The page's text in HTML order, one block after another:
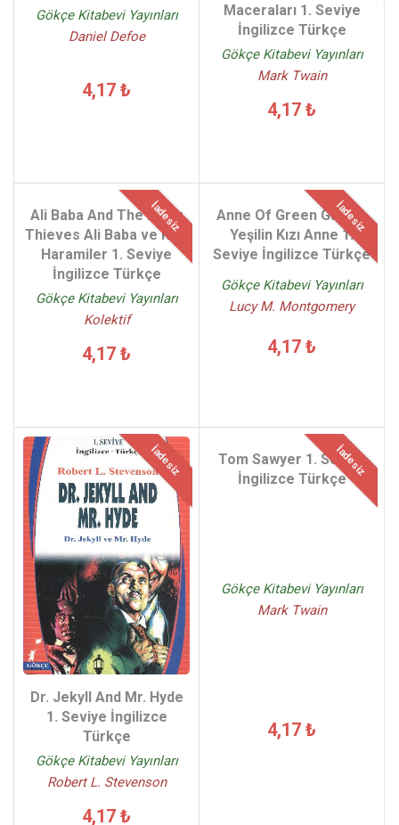
Gökçe Kitabevi Yayınları
Daniel Defoe
4,17 ₺
Maceraları 1. Seviye
İngilizce Türkçe
Gökçe Kitabevi Yayınları
Mark Twain
4,17 ₺
İadesiz
Ali Baba And The Forty
Thieves Ali Baba ve Kırk
Haramiler 1. Seviye
İngilizce Türkçe
Gökçe Kitabevi Yayınları
Kolektif
4,17 ₺
İadesiz
Anne Of Green Gables
Yeşilin Kızı Anne 1.
Seviye İngilizce Türkçe
Gökçe Kitabevi Yayınları
Lucy M. Montgomery
4,17 ₺
İadesiz
Dr. Jekyll And Mr. Hyde
1. Seviye İngilizce
Türkçe
Gökçe Kitabevi Yayınları
Robert L. Stevenson
4,17 ₺
İadesiz
Tom Sawyer 1. Seviye
İngilizce Türkçe
Gökçe Kitabevi Yayınları
Mark Twain
4,17 ₺